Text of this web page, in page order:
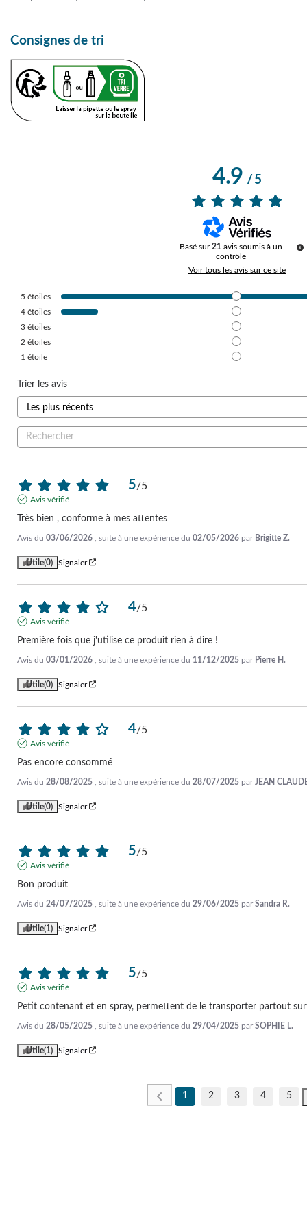
Consignes de tri
4.9/ 5
Basé sur21 avis soumis à un
contrôle
Voir tous les avis sur ce site
5 étoiles
4 étoiles
3 étoiles
2 étoiles
1 étoile
Trier les avis
5/5
Avis vérifié
Très bien , conforme à mes attentes
Avis du 03/06/2026 , suite à une expérience du 02/05/2026 par Brigitte Z.
Utile(0) Signaler
4/5
Avis vérifié
Première fois que j'utilise ce produit rien à dire !
Avis du 03/01/2026 , suite à une expérience du 11/12/2025 par Pierre H.
Utile(0) Signaler
4/5
Avis vérifié
Pas encore consommé
Avis du 28/08/2025 , suite à une expérience du 28/07/2025 parJEAN
Utile(0) Signaler
5/5
Avis vérifié
Bon produit
Avis du 24/07/2025 , suite à une expérience du 29/06/2025 parSandra R.
Utile(1) Signaler
5/5
Avis vérifié
Petit contenant et en spray, permettent de le transporter partout
Avis du 28/05/2025 , suite à une expérience du 29/04/2025 parSOPHIE L.
Utile(1) Signaler
1 2 3 4 5